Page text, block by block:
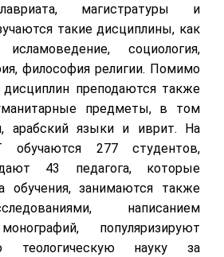
магистратуры и
такие дисциплины, как
исламоведение, социология,
философия религии. Помимо
дисциплин преподаются также
предметы, в том
арабский языки и иврит. На
277 студентов,
43 педагога, которые
обучения, занимаются также
написанием
популяризируют
теологическую науку за